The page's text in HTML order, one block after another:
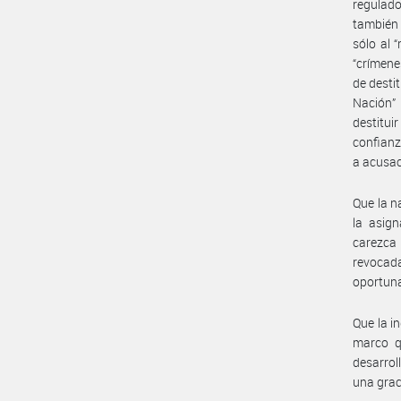
sólo al
de
a
Que la
la
Que la
marco
una